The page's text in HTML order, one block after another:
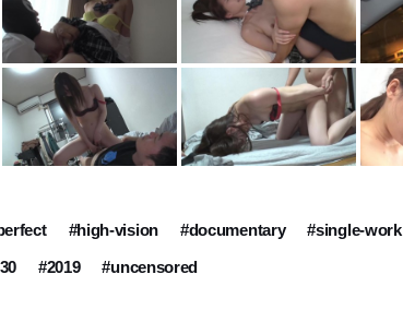
#high-vision #documentary #single-work
#2019 #uncensored